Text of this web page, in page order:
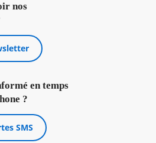
nos
en temps
?
SMS